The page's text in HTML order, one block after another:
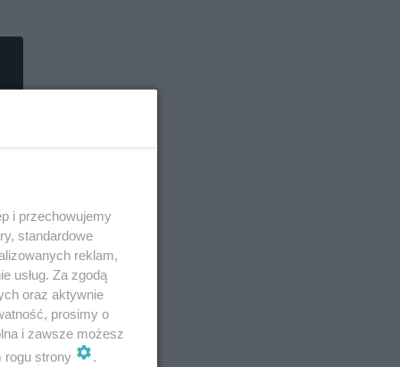
i przechowujemy
standardowe
reklam,
usług. Za zgodą
oraz aktywnie
prosimy o
i zawsze możesz
rogu strony
.